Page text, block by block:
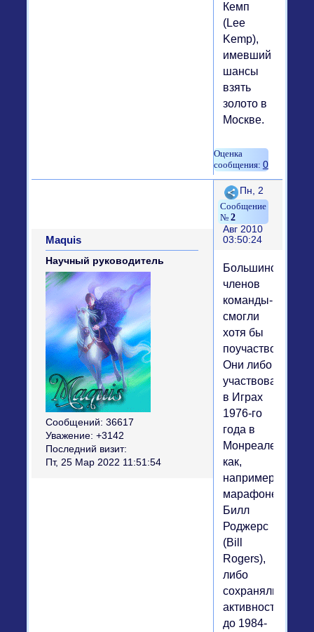
Кемп
(Lee
Kemp),
имевший
шансы
взять
золото в
Москве.
0
Поделиться
2
Пн, 2
Авг 2010
03:50:24
Maquis
Научный руководитель
Сообщений: 36617
Уважение: +3142
Последний визит:
Пт, 25 Мар 2022 11:51:54
Большинство
членов
команды-1980
смогли
хотя бы
поучаствовать.
Они либо
участвовали
в Играх
1976-го
года в
Монреале,
как,
например,
марафонец
Билл
Роджерс
(Bill
Rogers),
либо
сохраняли
активность
до 1984-